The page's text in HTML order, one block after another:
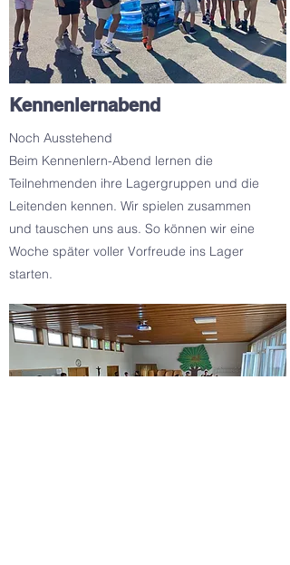
Kennenlernabend
Noch Ausstehend
Beim Kennenlern-Abend lernen die
Teilnehmenden ihre Lagergruppen und die
Leitenden kennen. Wir spielen zusammen
und tauschen uns aus. So können wir eine
Woche später voller Vorfreude ins Lager
starten.